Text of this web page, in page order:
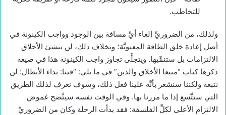
للتخاطب.
ولذلك، من الضروريِّ إلغاء أيِّ مسافة بين الوجود وواجب الكينونة في
أصل إعادة خلق الطاقة المعنويَّة؛ وبخلاف ذلك، لن تنشئ الأخلاق
الالتزامات بل ستنمِّيها. ويتجلَّى تجاوز واجب الكينونة هذا في صيغة
ذكرها كتاب “منبعا الأخلاق والدين” في ما يلي: “فينا: نداء الأبطال: لن
نتبعه ولكننا سنشعر بأنَّه علينا فعل ذلك، وسوف نعرف لذلك الطريق
التي ستتَّسع إذا ما مررنا بها. وفي الوقت نفسه سيتَّضح غموض
الالتزام الأعلى لكلِّ الفلسفة: فقد بدأت الرحلة وكان من الضروريِّ